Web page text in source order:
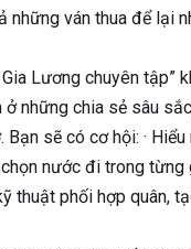
những ván thua để lại
Lương chuyên tập”
những chia sẻ sâu
sẽ có cơ hội: ·
nước đi trong
thuật phối hợp quân,